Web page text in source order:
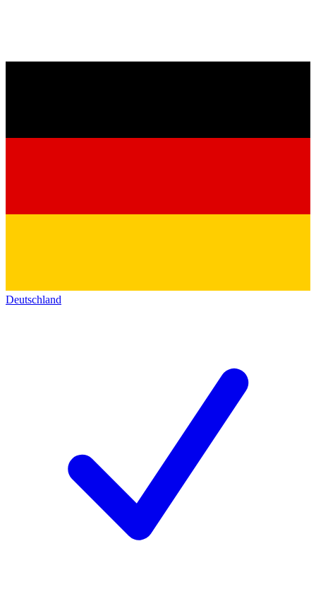
Deutschland